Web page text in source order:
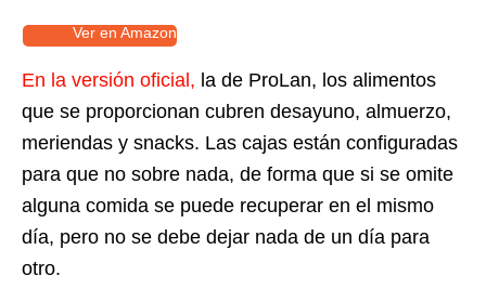
Ver en Amazon
En la versión oficial, la de ProLan, los alimentos
que se proporcionan cubren desayuno, almuerzo,
meriendas y snacks. Las cajas están configuradas
para que no sobre nada, de forma que si se omite
alguna comida se puede recuperar en el mismo
día, pero no se debe dejar nada de un día para
otro.